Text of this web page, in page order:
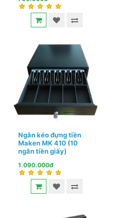
Ngăn kéo đựng tiền
Maken MK 410 (10
ngăn tiền giấy)
1.090.000đ